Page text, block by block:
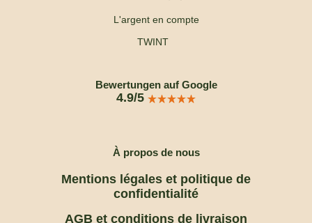
L'argent en compte
TWINT
Bewertungen auf Google
4.9/5
À propos de nous
Mentions légales et politique de
confidentialité
AGB et conditions de livraison